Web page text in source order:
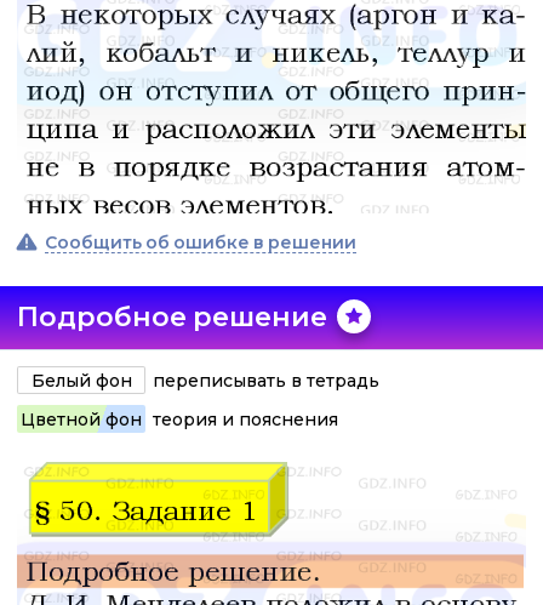
Сообщить об ошибке в решении
Подробное решение
Белый фон
переписывать в тетрадь
Цветной фон теория и пояснения